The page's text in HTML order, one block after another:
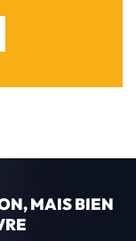
MAIS BIEN